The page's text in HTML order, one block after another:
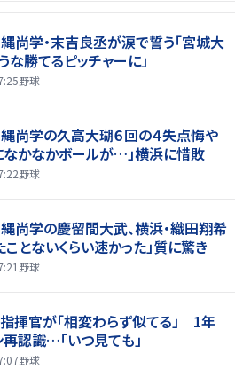
縄尚学・末吉良丞が涙で誓う「宮城大
な勝てるピッチャーに」
野球
縄尚学の久高大瑚６回の４失点悔や
なかなかボールが…」横浜に惜敗
野球
縄尚学の慶留間大武、横浜・織田翔希
ことないくらい速かった」質に驚き
野球
揮官が「相変わらず似てる」 1年
再認識…「いつ見ても」
野球